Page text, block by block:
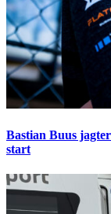
Bastian Buus
start